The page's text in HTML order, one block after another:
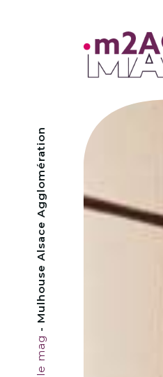
le mag
- Mulhouse Alsace Agglomération